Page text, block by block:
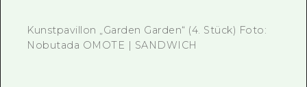
Videos von Hiroshima
Kunstpavillon „Garden Garden“ (4. Stück) Foto:
Nobutada OMOTE | SANDWICH